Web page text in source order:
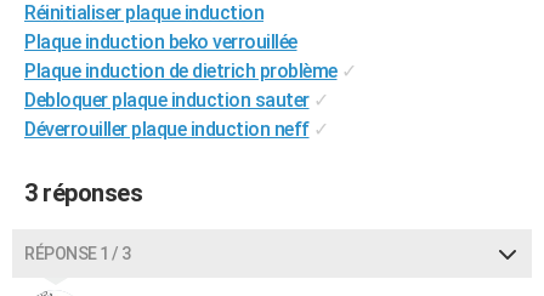
Destinations
City break
Voyage nature
Voyage de noces
Forum
Climat
+PHOTO
GUIDES D'ACHAT
BONS PLANS
CARTE DE VOEUX
Réinitialiser plaque induction
Plaque induction beko verrouillée
Plaque induction de dietrich problème ✓
Debloquer plaque induction sauter ✓
Déverrouiller plaque induction neff ✓
3 réponses
RÉPONSE 1 / 3